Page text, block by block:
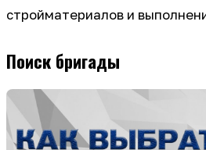
стройматериалов и
Поиск бригады